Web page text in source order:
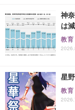
神
は
教育
星
教育